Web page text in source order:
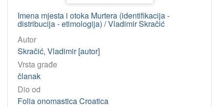
Imena mjesta i otoka Murtera (identifikacija -
distribucija - etimologija) / Vladimir Skračić
Autor
Skračić, Vladimir [autor]
Vrsta građe
članak
Dio od
Folia onomastica Croatica